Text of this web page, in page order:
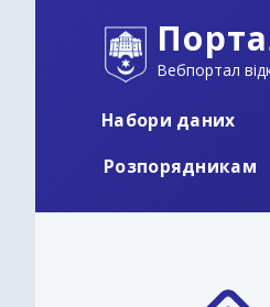
Вебпортал
Набори даних
Розпорядникам